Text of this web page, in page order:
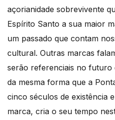
açorianidade sobrevivente
Espírito Santo a sua maior
um passado que contam
cultural. Outras marcas
serão referenciais no futuro
da mesma forma que a
cinco séculos de existência
marca, cria o seu tempo